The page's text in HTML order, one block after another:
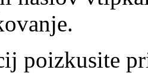
poizkusite